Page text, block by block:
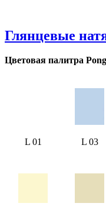
Глянцевые
Цветовая палитра
L 01 L 03